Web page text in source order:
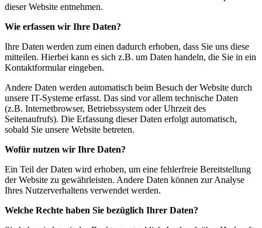
dieser Website entnehmen.
Wie erfassen wir Ihre Daten?
Ihre Daten werden zum einen dadurch erhoben, dass Sie uns diese
mitteilen. Hierbei kann es sich z.B. um Daten handeln, die Sie in ein
Kontaktformular eingeben.
Andere Daten werden automatisch beim Besuch der Website durch
unsere IT-Systeme erfasst. Das sind vor allem technische Daten
(z.B. Internetbrowser, Betriebssystem oder Uhrzeit des
Seitenaufrufs). Die Erfassung dieser Daten erfolgt automatisch,
sobald Sie unsere Website betreten.
Wofür nutzen wir Ihre Daten?
Ein Teil der Daten wird erhoben, um eine fehlerfreie Bereitstellung
der Website zu gewährleisten. Andere Daten können zur Analyse
Ihres Nutzerverhaltens verwendet werden.
Welche Rechte haben Sie bezüglich Ihrer Daten?